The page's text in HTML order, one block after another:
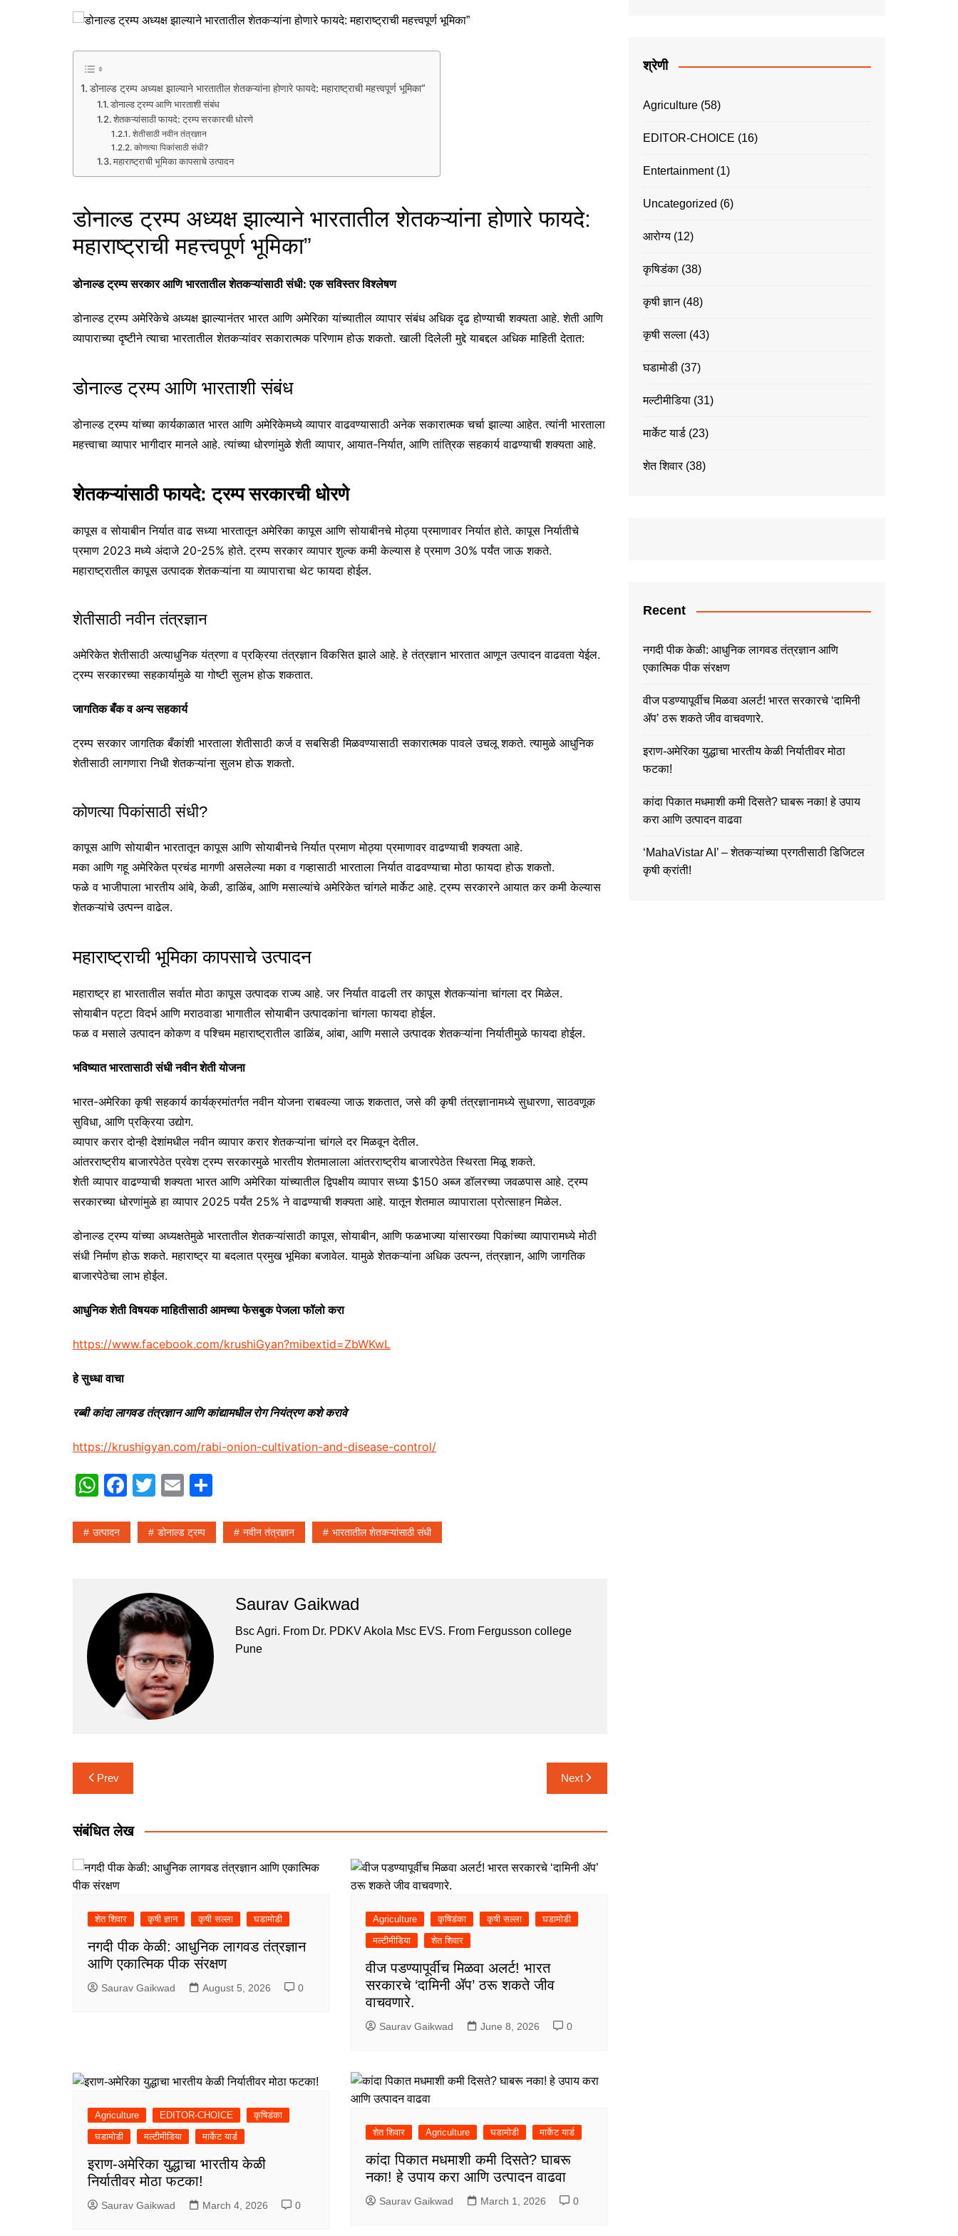
डोनाल्ड ट्रम्प अध्यक्ष झाल्याने भारतातील शेतकऱ्यांना होणारे फायदे: महाराष्ट्राची महत्त्वपूर्ण भूमिका”
डोनाल्ड ट्रम्प आणि भारताशी संबंध
शेतकऱ्यांसाठी फायदे: ट्रम्प सरकारची धोरणे
शेतीसाठी नवीन तंत्रज्ञान
कोणत्या पिकांसाठी संधी?
महाराष्ट्राची भूमिका कापसाचे उत्पादन
डोनाल्ड ट्रम्प अध्यक्ष झाल्याने भारतातील शेतकऱ्यांना होणारे फायदे:
महाराष्ट्राची महत्त्वपूर्ण भूमिका”
डोनाल्ड ट्रम्प सरकार आणि भारतातील शेतकऱ्यांसाठी संधी: एक सविस्तर विश्लेषण
डोनाल्ड ट्रम्प अमेरिकेचे अध्यक्ष झाल्यानंतर भारत आणि अमेरिका यांच्यातील व्यापार संबंध अधिक दृढ होण्याची शक्यता आहे. शेती आणि
व्यापाराच्या दृष्टीने त्याचा भारतातील शेतकऱ्यांवर सकारात्मक परिणाम होऊ शकतो. खाली दिलेली मुद्दे याबद्दल अधिक माहिती देतात:
डोनाल्ड ट्रम्प आणि भारताशी संबंध
डोनाल्ड ट्रम्प यांच्या कार्यकाळात भारत आणि अमेरिकेमध्ये व्यापार वाढवण्यासाठी अनेक सकारात्मक चर्चा झाल्या आहेत. त्यांनी भारताला
महत्त्वाचा व्यापार भागीदार मानले आहे. त्यांच्या धोरणांमुळे शेती व्यापार, आयात-निर्यात, आणि तांत्रिक सहकार्य वाढण्याची शक्यता आहे.
शेतकऱ्यांसाठी फायदे: ट्रम्प सरकारची धोरणे
कापूस व सोयाबीन निर्यात वाढ सध्या भारतातून अमेरिका कापूस आणि सोयाबीनचे मोठ्या प्रमाणावर निर्यात होते. कापूस निर्यातीचे
प्रमाण 2023 मध्ये अंदाजे 20-25% होते. ट्रम्प सरकार व्यापार शुल्क कमी केल्यास हे प्रमाण 30% पर्यंत जाऊ शकते.
महाराष्ट्रातील कापूस उत्पादक शेतकऱ्यांना या व्यापाराचा थेट फायदा होईल.
शेतीसाठी नवीन तंत्रज्ञान
अमेरिकेत शेतीसाठी अत्याधुनिक यंत्रणा व प्रक्रिया तंत्रज्ञान विकसित झाले आहे. हे तंत्रज्ञान भारतात आणून उत्पादन वाढवता येईल.
ट्रम्प सरकारच्या सहकार्यामुळे या गोष्टी सुलभ होऊ शकतात.
जागतिक बँक व अन्य सहकार्य
ट्रम्प सरकार जागतिक बँकांशी भारताला शेतीसाठी कर्ज व सबसिडी मिळवण्यासाठी सकारात्मक पावले उचलू शकते. त्यामुळे आधुनिक
शेतीसाठी लागणारा निधी शेतकऱ्यांना सुलभ होऊ शकतो.
कोणत्या पिकांसाठी संधी?
कापूस आणि सोयाबीन भारतातून कापूस आणि सोयाबीनचे निर्यात प्रमाण मोठ्या प्रमाणावर वाढण्याची शक्यता आहे.
मका आणि गहू अमेरिकेत प्रचंड मागणी असलेल्या मका व गव्हासाठी भारताला निर्यात वाढवण्याचा मोठा फायदा होऊ शकतो.
फळे व भाजीपाला भारतीय आंबे, केळी, डाळिंब, आणि मसाल्यांचे अमेरिकेत चांगले मार्केट आहे. ट्रम्प सरकारने आयात कर कमी केल्यास
शेतकऱ्यांचे उत्पन्न वाढेल.
महाराष्ट्राची भूमिका कापसाचे उत्पादन
महाराष्ट्र हा भारतातील सर्वात मोठा कापूस उत्पादक राज्य आहे. जर निर्यात वाढली तर कापूस शेतकऱ्यांना चांगला दर मिळेल.
सोयाबीन पट्टा विदर्भ आणि मराठवाडा भागातील सोयाबीन उत्पादकांना चांगला फायदा होईल.
फळ व मसाले उत्पादन कोकण व पश्चिम महाराष्ट्रातील डाळिंब, आंबा, आणि मसाले उत्पादक शेतकऱ्यांना निर्यातीमुळे फायदा होईल.
भविष्यात भारतासाठी संधी नवीन शेती योजना
भारत-अमेरिका कृषी सहकार्य कार्यक्रमांतर्गत नवीन योजना राबवल्या जाऊ शकतात, जसे की कृषी तंत्रज्ञानामध्ये सुधारणा, साठवणूक
सुविधा, आणि प्रक्रिया उद्योग.
व्यापार करार दोन्ही देशांमधील नवीन व्यापार करार शेतकऱ्यांना चांगले दर मिळवून देतील.
आंतरराष्ट्रीय बाजारपेठेत प्रवेश ट्रम्प सरकारमुळे भारतीय शेतमालाला आंतरराष्ट्रीय बाजारपेठेत स्थिरता मिळू शकते.
शेती व्यापार वाढण्याची शक्यता भारत आणि अमेरिका यांच्यातील द्विपक्षीय व्यापार सध्या $150 अब्ज डॉलरच्या जवळपास आहे. ट्रम्प
सरकारच्या धोरणांमुळे हा व्यापार 2025 पर्यंत 25% ने वाढण्याची शक्यता आहे. यातून शेतमाल व्यापाराला प्रोत्साहन मिळेल.
डोनाल्ड ट्रम्प यांच्या अध्यक्षतेमुळे भारतातील शेतकऱ्यांसाठी कापूस, सोयाबीन, आणि फळभाज्या यांसारख्या पिकांच्या व्यापारामध्ये मोठी
संधी निर्माण होऊ शकते. महाराष्ट्र या बदलात प्रमुख भूमिका बजावेल. यामुळे शेतकऱ्यांना अधिक उत्पन्न, तंत्रज्ञान, आणि जागतिक
बाजारपेठेचा लाभ होईल.
आधुनिक शेती विषयक माहितीसाठी आमच्या फेसबुक पेजला फॉलो करा
https://www.facebook.com/krushiGyan?mibextid=ZbWKwL
हे सुध्धा वाचा
रब्बी कांदा लागवड तंत्रज्ञान आणि कांद्यामधील रोग नियंत्रण कशे करावे
https://krushigyan.com/rabi-onion-cultivation-and-disease-control/
W
at
p
p
F
c
o
o
k
T
itt
E
ai ar
उत्पादन डोनाल्ड ट्रम्प नवीन तंत्रज्ञान भारतातील शेतकऱ्यांसाठी संधी
Saurav Gaikwad
Bsc Agri. From Dr. PDKV Akola Msc EVS. From Fergusson college
Pune
Post
navigation
Prev Next
संबंधित लेख
शेत शिवार कृषी ज्ञान कृषी सल्ला घडामोडी
नगदी पीक केळी: आधुनिक लागवड तंत्रज्ञान
आणि एकात्मिक पीक संरक्षण
Saurav Gaikwad August 5, 2026 0
Agriculture कृषिडंका कृषी सल्ला
घडामोडी
मल्टीमीडिया
शेत शिवार
वीज पडण्यापूर्वीच मिळवा अलर्ट! भारत
सरकारचे ‘दामिनी ॲप’ ठरू शकते जीव
वाचवणारे.
Saurav Gaikwad June 8, 2026 0
Agriculture EDITOR-CHOICE
कृषिडंका
घडामोडी
मल्टीमीडिया मार्केट यार्ड
इराण-अमेरिका युद्धाचा भारतीय केळी
निर्यातीवर मोठा फटका!
Saurav Gaikwad March 4, 2026 0
शेत शिवार Agriculture घडामोडी मार्केट यार्ड
कांदा पिकात मधमाशी कमी दिसते? घाबरू
नका! हे उपाय करा आणि उत्पादन वाढवा
Saurav Gaikwad March 1, 2026 0
श्रेणी
Agriculture (58)
EDITOR-CHOICE (16)
Entertainment(1)
Uncategorized (6)
आरोग्य (12)
कृषिडंका (38)
कृषी ज्ञान(48)
कृषी सल्ला (43)
घडामोडी (37)
मल्टीमीडिया (31)
मार्केट यार्ड (23)
शेत शिवार(38)
Recent
नगदी पीक केळी: आधुनिक लागवड तंत्रज्ञान आणि
एकात्मिक पीक संरक्षण
वीज पडण्यापूर्वीच मिळवा अलर्ट! भारत सरकारचे ‘दामिनी
ॲप’ ठरू शकते जीव वाचवणारे.
इराण-अमेरिका युद्धाचा भारतीय केळी निर्यातीवर मोठा
फटका!
कांदा पिकात मधमाशी कमी दिसते? घाबरू नका! हे उपाय
करा आणि उत्पादन वाढवा
‘MahaVistar AI’ – शेतकऱ्यांच्या प्रगतीसाठी डिजिटल
कृषी क्रांती!